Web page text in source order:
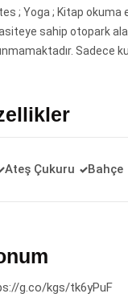
; Yoga ; Kitap
sahip otopark
Sadece
Ateş Çukuru Bahçe
g.co/kgs/tk6yPuF